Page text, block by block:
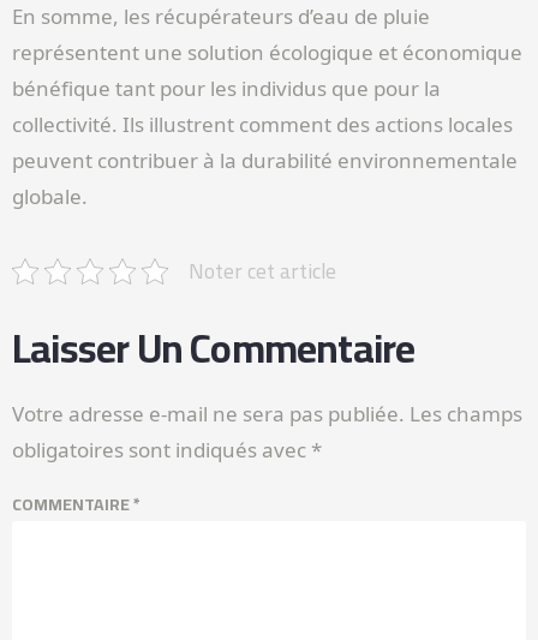
En somme, les récupérateurs d’eau de pluie
représentent une solution écologique et économique
bénéfique tant pour les individus que pour la
collectivité. Ils illustrent comment des actions locales
peuvent contribuer à la durabilité environnementale
globale.
Noter cet article
Laisser Un Commentaire
Votre adresse e-mail ne sera pas publiée. Les champs
obligatoires sont indiqués avec *
COMMENTAIRE*